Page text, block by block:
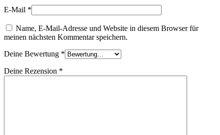
E-Mail *
Name, E-Mail-Adresse und Website in diesem Browser für
meinen nächsten Kommentar speichern.
Deine Bewertung *
Deine Rezension *